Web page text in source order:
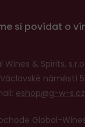
si povídat o
& Spirits,
náměstí
eshop@g-w-s.cz
Global-